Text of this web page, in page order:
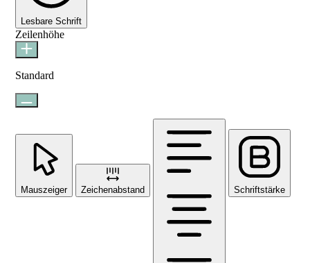
Lesbare Schrift
Zeilenhöhe
Standard
Mauszeiger Zeichenabstand Schriftstärke